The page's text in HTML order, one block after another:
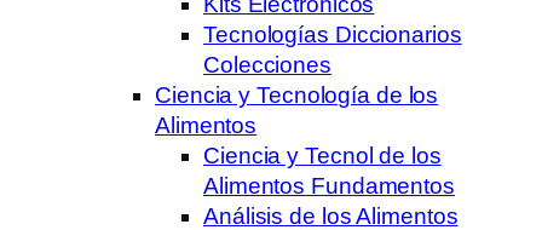
Tecnologías Diccionarios
Colecciones
Ciencia y Tecnología de los
Alimentos
Ciencia y Tecnol de los
Alimentos Fundamentos
Análisis de los Alimentos